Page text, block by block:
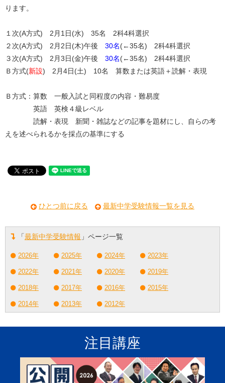
ります。
１次(A方式) 2月1日(水) 35名 2科4科選択
２次(A方式) 2月2日(木)午後 30名(←35名) 2科4科選択
３次(A方式) 2月3日(金)午後 30名(←35名) 2科4科選択
Ｂ方式(新設) 2月4日(土) 10名 算数または英語＋読解・表現
Ｂ方式：算数 一般入試と同程度の内容・難易度
英語 英検４級レベル
読解・表現 新聞・雑誌などの記事を題材にし、自らの考
えを述べられるかを採点の基準にする
ひとつ前に戻る 最新中学受験情報一覧を見る
「最新中学受験情報 」ページ一覧
2026年 2025年 2024年 2023年
2022年 2021年 2020年 2019年
2018年 2017年 2016年 2015年
2014年 2013年 2012年
注目講座